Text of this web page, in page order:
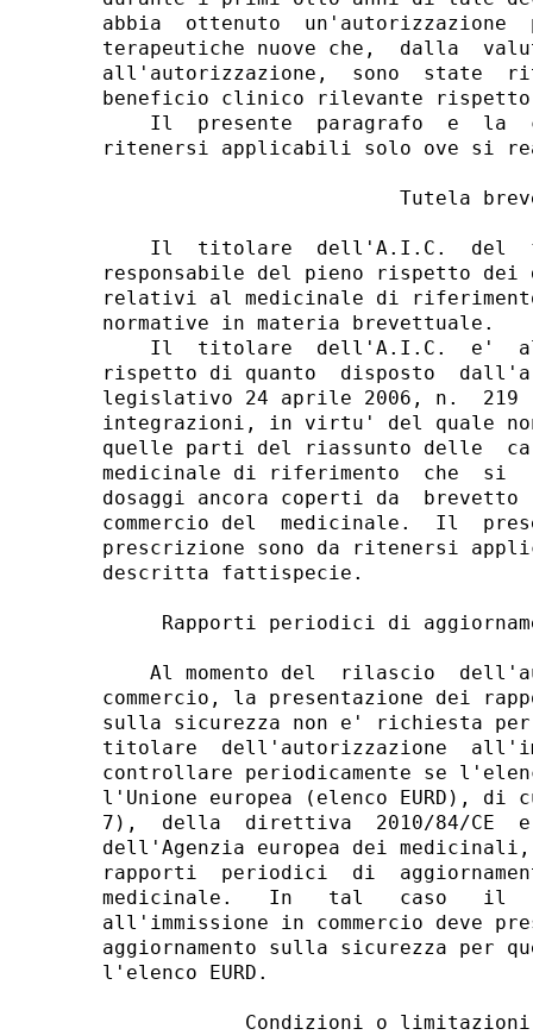
abbia  ottenuto
terapeutiche nuove che,  dalla
all'autorizzazione,  sono  state
beneficio clinico rilevante
Il  presente  paragrafo  e  la
ritenersi applicabili solo ove si
Tutela
Il  titolare  dell'A.I.C.  del
responsabile del pieno rispetto
relativi al medicinale di
normative in materia brevettuale.
Il  titolare  dell'A.I.C.  e'
rispetto di quanto  disposto
legislativo 24 aprile 2006, n.  219
integrazioni, in virtu' del quale
quelle parti del riassunto delle
medicinale di riferimento  che
dosaggi ancora coperti da
commercio del  medicinale.  Il
prescrizione sono da ritenersi
descritta fattispecie.
Rapporti periodici di
Al momento del  rilascio
commercio, la presentazione dei
sulla sicurezza non e' richiesta
titolare  dell'autorizzazione
controllare periodicamente se
l'Unione europea (elenco EURD),
7),  della  direttiva  2010/84/CE
dell'Agenzia europea dei
rapporti  periodici  di
medicinale.   In   tal   caso   il
all'immissione in commercio deve
aggiornamento sulla sicurezza per
l'elenco EURD.
Condizioni o